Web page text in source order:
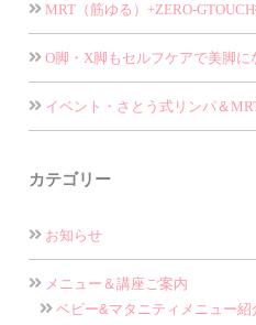
MRT（筋ゆる）+ZERO-
O脚・X脚もセルフケアで美脚に
イベント・さとう式リンパ＆
カテゴリー
お知らせ
メニュー＆講座ご案内
ベビー&マタニティメニュー紹